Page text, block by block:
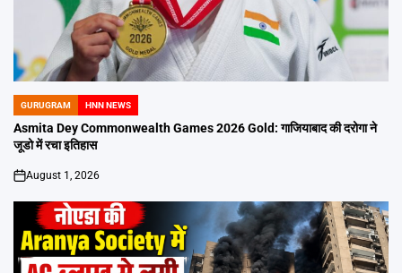
POSTED
IN
GURUGRAM HNN NEWS
Asmita Dey Commonwealth Games 2026 Gold: गाजियाबाद की दरोगा ने
जूडो में रचा इतिहास
on
August 1, 2026